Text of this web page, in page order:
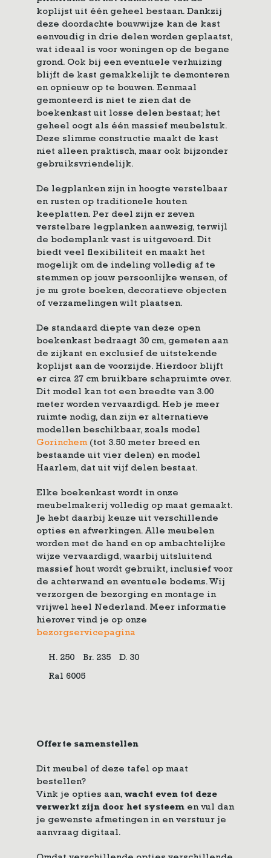
koplijst uit één geheel bestaan. Dankzij
deze doordachte bouwwijze kan de kast
eenvoudig in drie delen worden geplaatst,
wat ideaal is voor woningen op de begane
grond. Ook bij een eventuele verhuizing
blijft de kast gemakkelijk te demonteren
en opnieuw op te bouwen. Eenmaal
gemonteerd is niet te zien dat de
boekenkast uit losse delen bestaat; het
geheel oogt als één massief meubelstuk.
Deze slimme constructie maakt de kast
niet alleen praktisch, maar ook bijzonder
gebruiksvriendelijk.
De legplanken zijn in hoogte verstelbaar
en rusten op traditionele houten
keeplatten. Per deel zijn er zeven
verstelbare legplanken aanwezig, terwijl
de bodemplank vast is uitgevoerd. Dit
biedt veel flexibiliteit en maakt het
mogelijk om de indeling volledig af te
stemmen op jouw persoonlijke wensen, of
je nu grote boeken, decoratieve objecten
of verzamelingen wilt plaatsen.
De standaard diepte van deze open
boekenkast bedraagt 30 cm, gemeten aan
de zijkant en exclusief de uitstekende
koplijst aan de voorzijde. Hierdoor blijft
er circa 27 cm bruikbare schapruimte over.
Dit model kan tot een breedte van 3.00
meter worden vervaardigd. Heb je meer
ruimte nodig, dan zijn er alternatieve
modellen beschikbaar, zoals model
Gorinchem(tot 3.50 meter breed en
bestaande uit vier delen) en model
Haarlem, dat uit vijf delen bestaat.
Elke boekenkast wordt in onze
meubelmakerij volledig op maat gemaakt.
Je hebt daarbij keuze uit verschillende
opties en afwerkingen. Alle meubelen
worden met de hand en op ambachtelijke
wijze vervaardigd, waarbij uitsluitend
massief hout wordt gebruikt, inclusief voor
de achterwand en eventuele bodems. Wij
verzorgen de bezorging en montage in
vrijwel heel Nederland. Meer informatie
hierover vind je op onze
bezorgservicepagina
H. 250 Br. 235 D. 30
Ral 6005
Offerte samenstellen
Dit meubel of deze tafel op maat
bestellen?
Vink je opties aan, wacht even tot deze
verwerkt zijn door het systeem en vul dan
je gewenste afmetingen in en verstuur je
aanvraag digitaal.